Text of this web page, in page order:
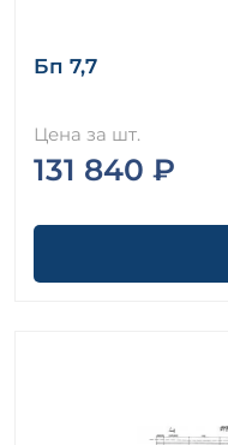
Бп 7,7
Цена за шт.
131 840 ₽